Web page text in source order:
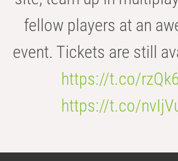
fellow players at an
event. Tickets are still
https://t.co/
https://t.co/